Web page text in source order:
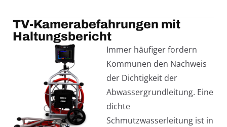
TV-Kamerabefahrungen mit
Haltungsbericht
Immer häufiger fordern
Kommunen den Nachweis
der Dichtigkeit der
Abwassergrundleitung. Eine
dichte
Schmutzwasserleitung ist in